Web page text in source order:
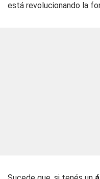
está revolucionando la